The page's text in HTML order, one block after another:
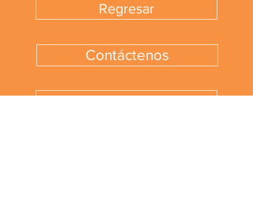
Regresar
Contáctenos
¿Consultas?